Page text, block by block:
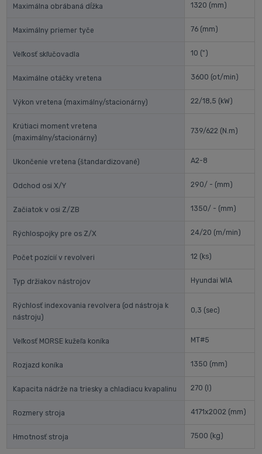
Maximálna obrábaná dĺžka 1320 (mm)
Maximálny priemer tyče 76 (mm)
Veľkosť skľučovadla 10 (")
Maximálne otáčky vretena 3600 (ot/min)
Výkon vretena (maximálny/stacionárny) 22/18,5 (kW)
Krútiaci moment vretena
(maximálny/stacionárny)
739/622 (N.m)
Ukončenie vretena (štandardizované) A2-8
Odchod osi X/Y 290/ - (mm)
Začiatok v osi Z/ZB 1350/ - (mm)
Rýchlospojky pre os Z/X 24/20 (m/min)
Počet pozícií v revolveri 12 (ks)
Typ držiakov nástrojov Hyundai WIA
Rýchlosť indexovania revolvera (od nástroja k
nástroju)
0,3 (sec)
Veľkosť MORSE kužeľa koníka MT#5
Rozjazd koníka 1350 (mm)
Kapacita nádrže na triesky a chladiacu kvapalinu 270 (l)
Rozmery stroja 4171x2002 (mm)
Hmotnosť stroja 7500 (kg)